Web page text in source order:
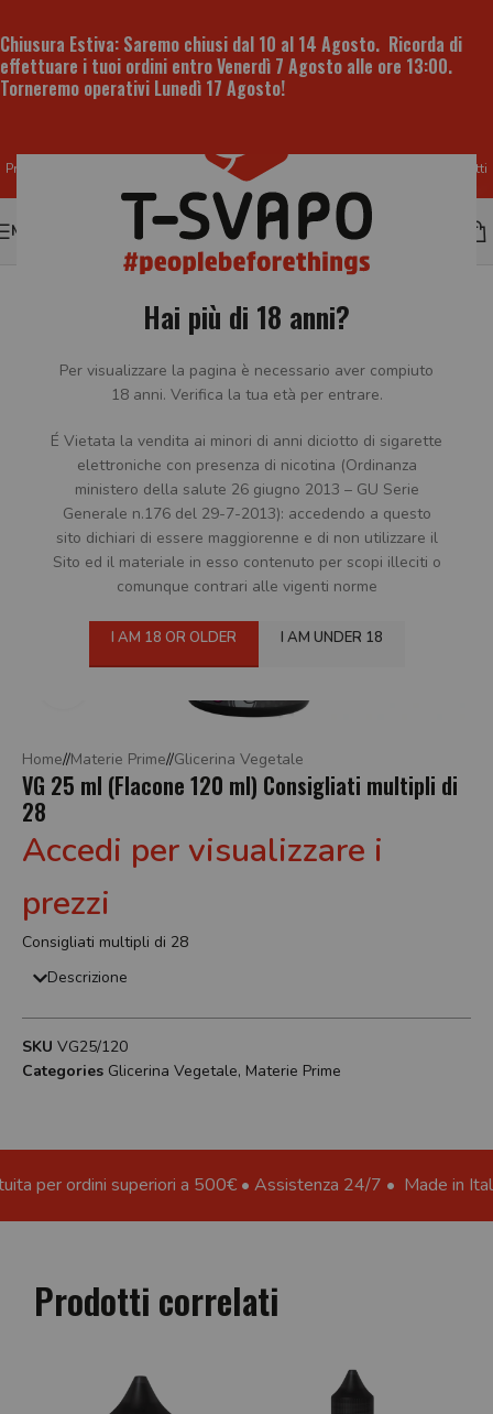
Hai più di 18 anni?
Per visualizzare la pagina è necessario aver compiuto
18 anni. Verifica la tua età per entrare.
É Vietata la vendita ai minori di anni diciotto di sigarette
elettroniche con presenza di nicotina (Ordinanza
ministero della salute 26 giugno 2013 – GU Serie
Generale n.176 del 29-7-2013): accedendo a questo
sito dichiari di essere maggiorenne e di non utilizzare il
Sito ed il materiale in esso contenuto per scopi illeciti o
comunque contrari alle vigenti norme
I AM 18 OR OLDER I AM UNDER 18
Chiusura Estiva: Saremo chiusi dal 10 al 14 Agosto. Ricorda di
effettuare i tuoi ordini entroVenerdì 7 Agosto alle ore 13:00.
Torneremo operativi Lunedì 17 Agosto!
Produzione e vendita all'ingrosso di liquidi per sigaretta elettronica e prodotti
per lo svapo
MENU
Home/ Materie Prime/ Glicerina Vegetale
VG 25 ml (Flacone 120 ml) Consigliati multipli di
28
Accedi per visualizzare i
prezzi
Consigliati multipli di 28
Descrizione
SKU VG25/120
Categories Glicerina Vegetale, Materie Prime
ordini superiori a 500€ • Assistenza 24/7 •Made in Italy •
Prodotti correlati